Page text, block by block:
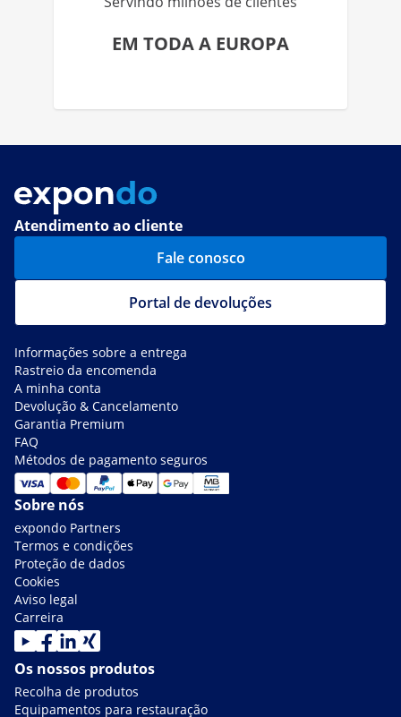
EM TODA A EUROPA
Atendimento ao cliente
Fale conosco
Portal de devoluções
Informações sobre a entrega
Rastreio da encomenda
A minha conta
Devolução & Cancelamento
Garantia Premium
FAQ
Métodos de pagamento seguros
Sobre nós
expondo Partners
Termos e condições
Proteção de dados
Cookies
Aviso legal
Carreira
Os nossos produtos
Recolha de produtos
Equipamentos para restauração